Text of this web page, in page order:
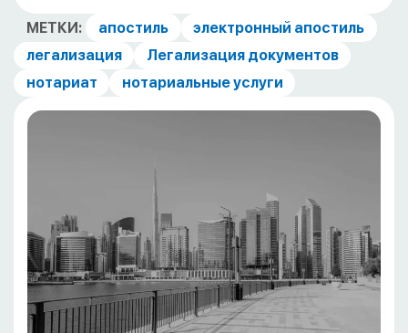
МЕТКИ: апостиль
электронный апостиль
легализация
Легализация документов
нотариат
нотариальные услуги